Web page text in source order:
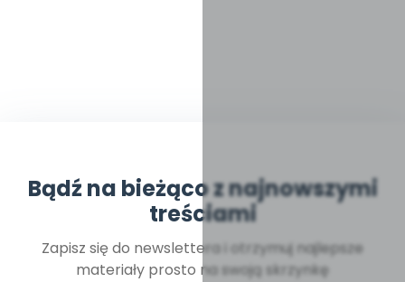
Bądź na bieżąco z najnowszymi
treściami
Zapisz się do newslettera i otrzymuj najlepsze
materiały prosto na swoją skrzynkę